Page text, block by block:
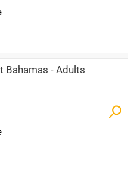
Bahamas - Adults